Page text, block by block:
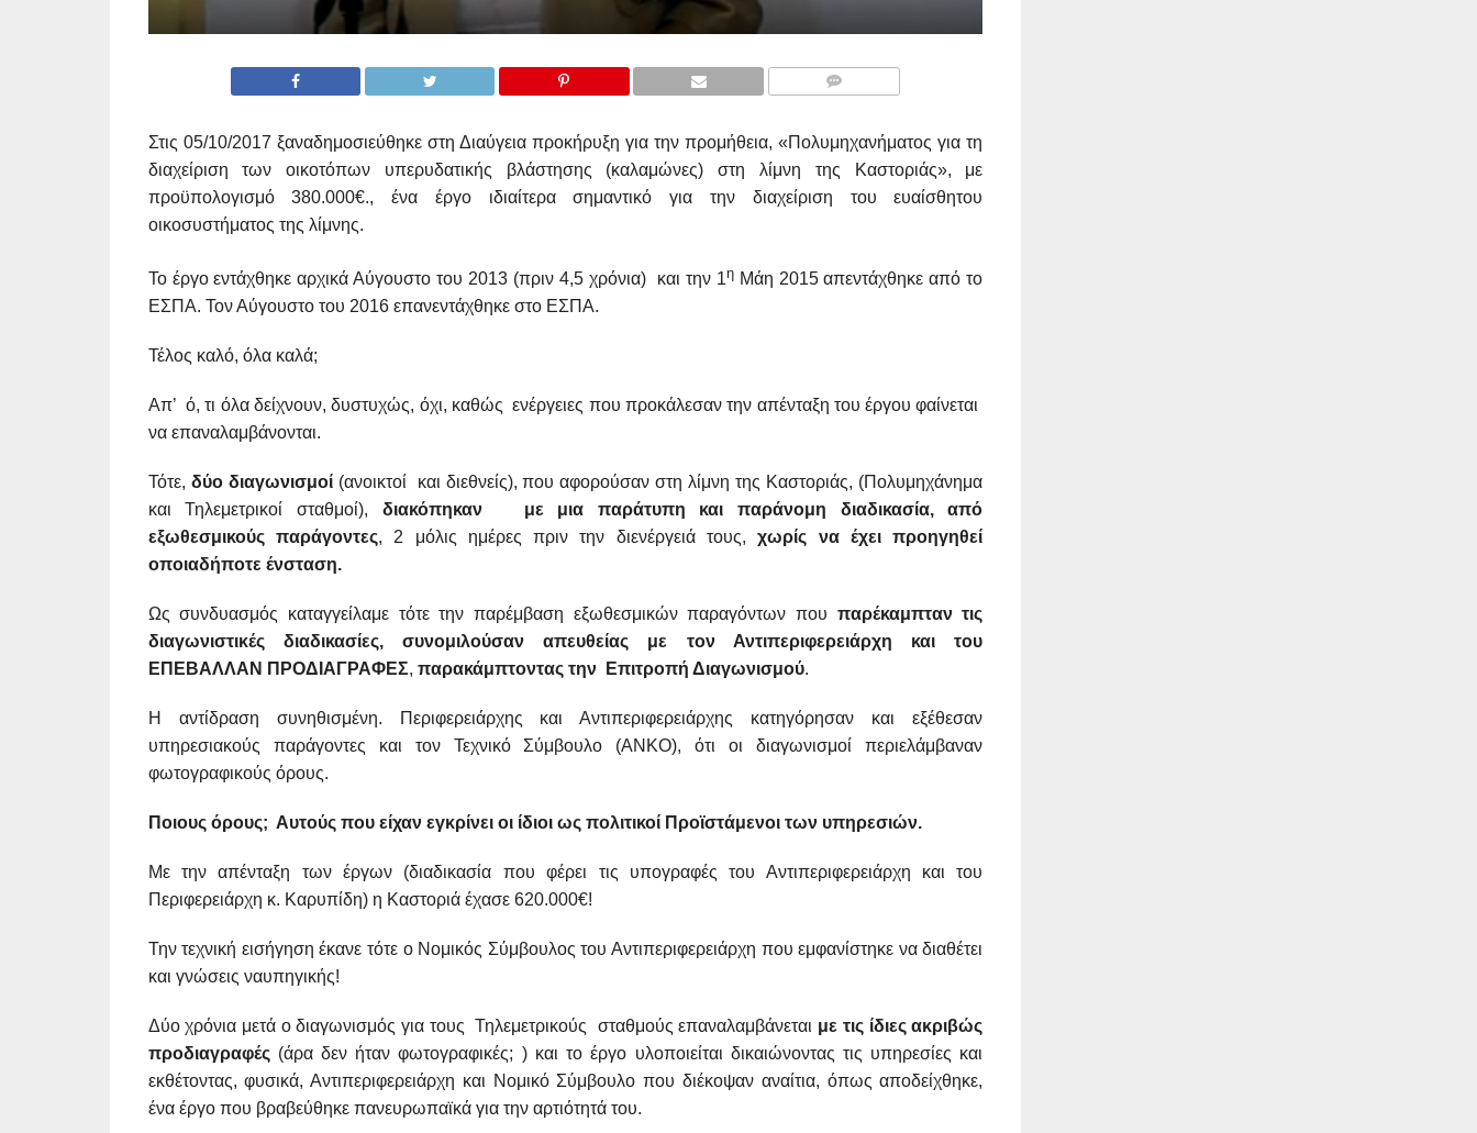
Στις 05/10/2017 ξαναδημοσιεύθηκε στη Διαύγεια προκήρυξη για την προμήθεια, «Πολυμηχανήματος για τη
διαχείριση των οικοτόπων υπερυδατικής βλάστησης (καλαμώνες) στη λίμνη της Καστοριάς», με
προϋπολογισμό 380.000€., ένα έργο ιδιαίτερα σημαντικό για την διαχείριση του ευαίσθητου
οικοσυστήματος της λίμνης.
Το έργο εντάχθηκε αρχικά Αύγουστο του 2013 (πριν 4,5 χρόνια) και την 1ηΜάη 2015 απεντάχθηκε από το
ΕΣΠΑ. Τον Αύγουστο του 2016 επανεντάχθηκε στο ΕΣΠΑ.
Τέλος καλό, όλα καλά;
Απ’ ό, τι όλα δείχνουν, δυστυχώς, όχι, καθώς ενέργειες που προκάλεσαν την απένταξη του έργου φαίνεται
να επαναλαμβάνονται.
Τότε, δύο διαγωνισμοί (ανοικτοί και διεθνείς), που αφορούσαν στη λίμνη της Καστοριάς, (Πολυμηχάνημα
και Τηλεμετρικοί σταθμοί), διακόπηκαν
με μια παράτυπη και παράνομη διαδικασία, από
εξωθεσμικούς παράγοντες, 2 μόλις ημέρες πριν την διενέργειά τους,χωρίς να έχει προηγηθεί
οποιαδήποτε ένσταση.
Ως συνδυασμός καταγγείλαμε τότε την παρέμβαση εξωθεσμικών παραγόντων που παρέκαμπταν τις
διαγωνιστικές διαδικασίες, συνομιλούσαν απευθείας με τον Αντιπεριφερειάρχη και του
ΕΠΕΒΑΛΛΑΝ ΠΡΟΔΙΑΓΡΑΦΕΣ, παρακάμπτοντας την Επιτροπή Διαγωνισμού.
Η αντίδραση συνηθισμένη. Περιφερειάρχης και Αντιπεριφερειάρχης κατηγόρησαν και εξέθεσαν
υπηρεσιακούς παράγοντες και τον Τεχνικό Σύμβουλο (ΑΝΚΟ), ότι οι διαγωνισμοί περιελάμβαναν
φωτογραφικούς όρους.
Ποιους όρους; Αυτούς που είχαν εγκρίνει οι ίδιοι ως πολιτικοί Προϊστάμενοι των υπηρεσιών.
Με την απένταξη των έργων (διαδικασία που φέρει τις υπογραφές του Αντιπεριφερειάρχη και του
Περιφερειάρχη κ. Καρυπίδη) η Καστοριά έχασε 620.000€!
Την τεχνική εισήγηση έκανε τότε ο Νομικός Σύμβουλος του Αντιπεριφερειάρχη που εμφανίστηκε να διαθέτει
και γνώσεις ναυπηγικής!
Δύο χρόνια μετά ο διαγωνισμός για τους Τηλεμετρικούς σταθμούς επαναλαμβάνεται με τις ίδιες ακριβώς
προδιαγραφές(άρα δεν ήταν φωτογραφικές; ) και το έργο υλοποιείται δικαιώνοντας τις υπηρεσίες και
εκθέτοντας, φυσικά, Αντιπεριφερειάρχη και Νομικό Σύμβουλο που διέκοψαν αναίτια, όπως αποδείχθηκε,
ένα έργο που βραβεύθηκε πανευρωπαϊκά για την αρτιότητά του.